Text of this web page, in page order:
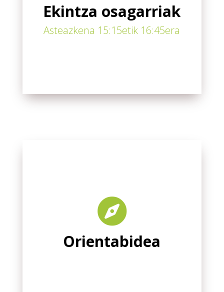
Ekintza osagarriak
Asteazkena 15:15etik 16:45era

Orientabidea